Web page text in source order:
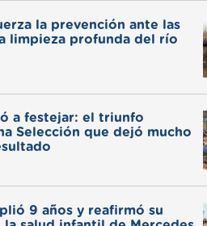
la prevención ante las
limpieza profunda del río
a festejar: el triunfo
Selección que dejó mucho
9 años y reafirmó su